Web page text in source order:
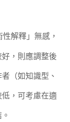
解釋」無感，
，則應調整後
（如知識型、
，可考慮在適